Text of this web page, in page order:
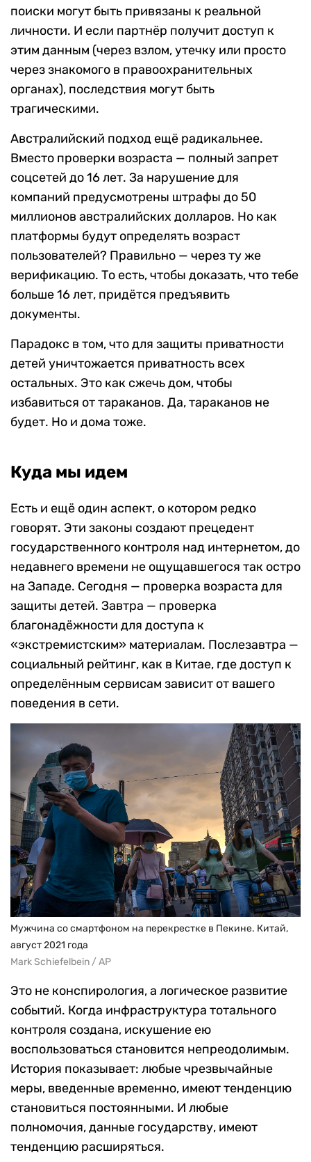
поиски могут быть привязаны к реальной
личности. И если партнёр получит доступ к
этим данным (через взлом, утечку или просто
через знакомого в правоохранительных
органах), последствия могут быть
трагическими.
Австралийский подход ещё радикальнее.
Вместо проверки возраста — полный запрет
соцсетей до 16 лет. За нарушение для
компаний предусмотрены штрафы до 50
миллионов австралийских долларов. Но как
платформы будут определять возраст
пользователей? Правильно — через ту же
верификацию. То есть, чтобы доказать, что тебе
больше 16 лет, придётся предъявить
документы.
Парадокс в том, что для защиты приватности
детей уничтожается приватность всех
остальных. Это как сжечь дом, чтобы
избавиться от тараканов. Да, тараканов не
будет. Но и дома тоже.
Куда мы идем
Есть и ещё один аспект, о котором редко
говорят. Эти законы создают прецедент
государственного контроля над интернетом, до
недавнего времени не ощущавшегося так остро
на Западе. Сегодня — проверка возраста для
защиты детей. Завтра — проверка
благонадёжности для доступа к
«экстремистским» материалам. Послезавтра —
социальный рейтинг, как в Китае, где доступ к
определённым сервисам зависит от вашего
поведения в сети.
Мужчина со смартфоном на перекрестке в Пекине. Китай,
август 2021 года
Mark Schiefelbein / AP
Это не конспирология, а логическое развитие
событий. Когда инфраструктура тотального
контроля создана, искушение ею
воспользоваться становится непреодолимым.
История показывает: любые чрезвычайные
меры, введенные временно, имеют тенденцию
становиться постоянными. И любые
полномочия, данные государству, имеют
тенденцию расширяться.